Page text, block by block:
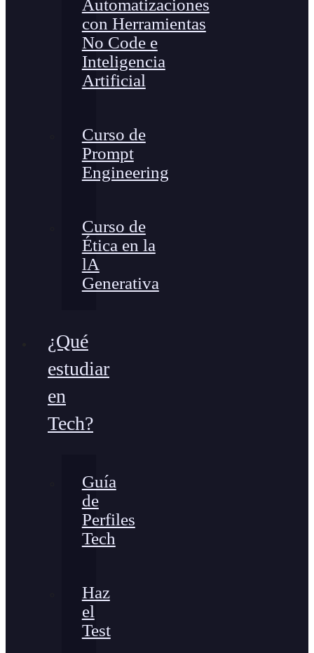
Automatizaciones
con Herramientas
No Code e
Inteligencia
Artificial
Curso de
Prompt
Engineering
Curso de
Ética en la
lA
Generativa
¿Qué
estudiar
en
Tech?
Guía
de
Perfiles
Tech
Haz
el
Test